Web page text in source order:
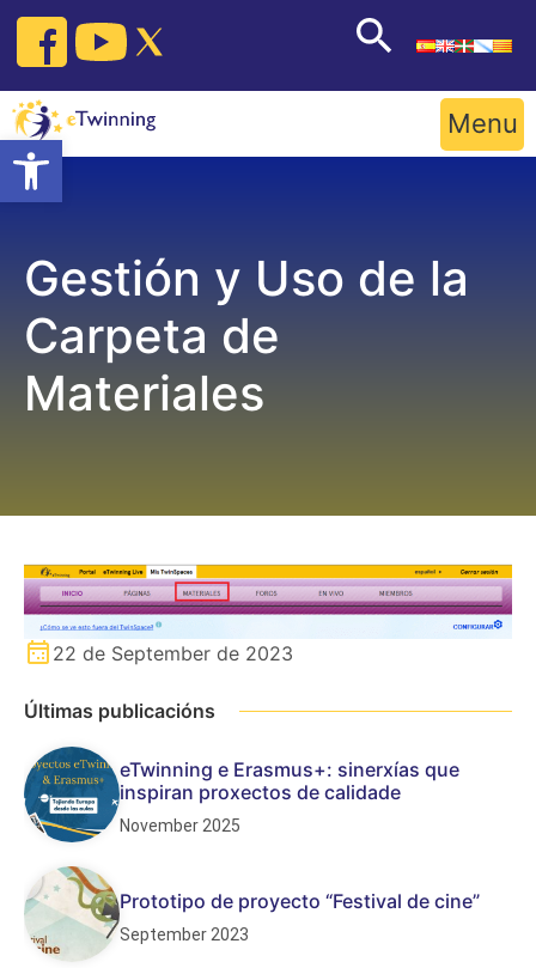
Open toolbar
Skip
content
Menu
Gestión y Uso de la
Carpeta de
Materiales
22 de September de 2023
Últimas publicacións
eTwinning e Erasmus+: sinerxías que
inspiran proxectos de calidade
November 2025
Prototipo de proyecto “Festival de cine”
September 2023